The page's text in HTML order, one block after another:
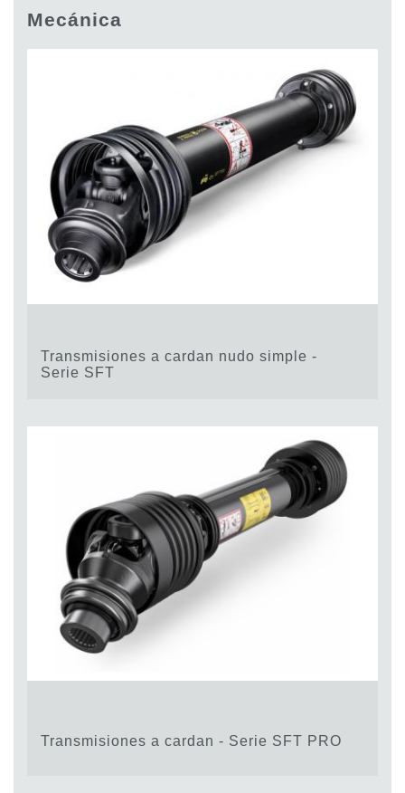
Bombas y motores de pistones axiales
Motores Orbitales Producidos Por Bondioli & Pavesi
Control
Bloques hidráulicos integrados
Valvulas de control direccional
Valvulas de cartucho
Valvulas en linea
Servomandos
Sistemas Fan Drive
Mecánica
Transmisiones a cardan nudo simple -
Serie SFT
Transmisiones a cardan - Serie SFT PRO